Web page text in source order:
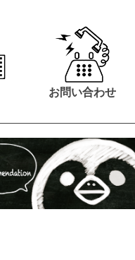
お問い合わせ